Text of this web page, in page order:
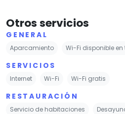
Otros servicios
GENERAL
Aparcamiento Wi-Fi disponible
SERVICIOS
Internet Wi-Fi Wi-Fi gratis
RESTAURACIÓN
Servicio de habitaciones